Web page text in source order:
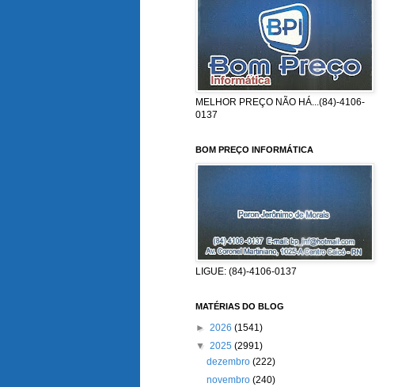
MELHOR PREÇO NÃO HÁ...(84)-4106-
0137
BOM PREÇO INFORMÁTICA
LIGUE: (84)-4106-0137
MATÉRIAS DO BLOG
► 2026 (1541)
▼ 2025 (2991)
dezembro(222)
novembro(240)